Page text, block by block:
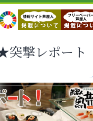
突撃レポート